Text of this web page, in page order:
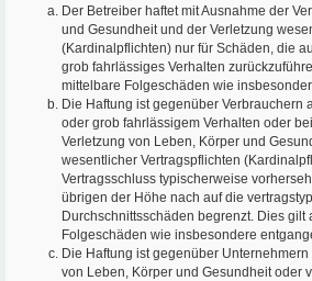
Der Betreiber haftet mit Ausnahme der
und Gesundheit und der Verletzung
(Kardinalpflichten) nur für Schäden, die
grob fahrlässiges Verhalten
mittelbare Folgeschäden wie
Die Haftung ist gegenüber Verbrauchern
oder grob fahrlässigem Verhalten oder
Verletzung von Leben, Körper und
wesentlicher Vertragspflichten
Vertragsschluss typischerweise
übrigen der Höhe nach auf die
Durchschnittsschäden begrenzt. Dies gilt
Folgeschäden wie insbesondere
Die Haftung ist gegenüber
von Leben, Körper und Gesundheit oder